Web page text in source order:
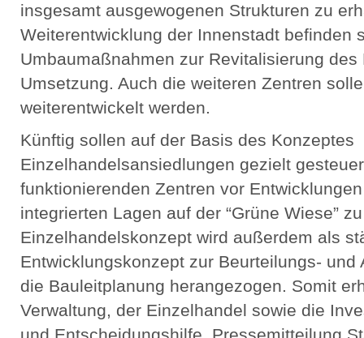
insgesamt ausgewogenen Strukturen zu
Weiterentwicklung der Innenstadt befinden
Umbaumaßnahmen zur Revitalisierung
Umsetzung. Auch die weiteren Zentren
weiterentwickelt werden.
Künftig sollen auf der Basis des Konzeptes
Einzelhandelsansiedlungen gezielt
funktionierenden Zentren vor
integrierten Lagen auf der “Grüne Wiese”
Einzelhandelskonzept wird außerdem als
Entwicklungskonzept zur Beurteilungs- und
die Bauleitplanung herangezogen. Somit
Verwaltung, der Einzelhandel sowie die